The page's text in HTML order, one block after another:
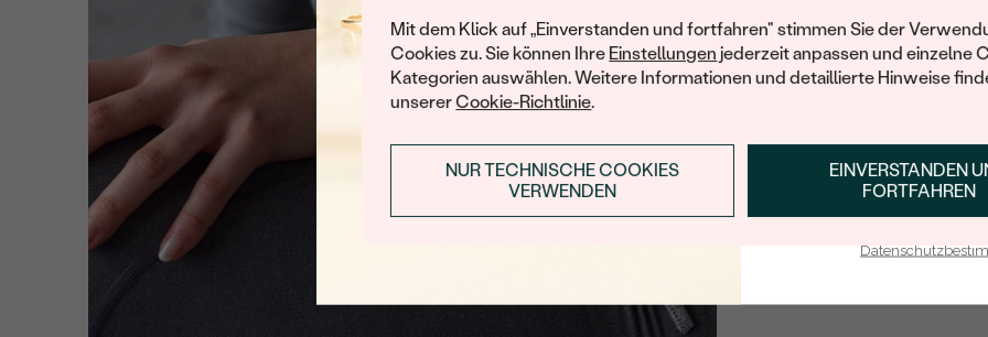
Mit dem Klick auf „Einverstanden und fortfahren" stimmen Sie der
Cookies zu. Sie können Ihre Einstellungen jederzeit anpassen und einzelne
Kategorien auswählen. Weitere Informationen und detaillierte Hinweise
unsererCookie-Richtlinie.
EINVERSTANDEN
FORTFAHREN
NUR TECHNISCHE COOKIES
VERWENDEN
Ihren ersten
ANMELDEN &
E-Mail-Adresse je bei uns in